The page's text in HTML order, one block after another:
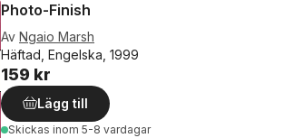
Photo-Finish
Av Ngaio Marsh
Häftad, Engelska, 1999
159 kr
Lägg till
Skickas inom 5-8 vardagar